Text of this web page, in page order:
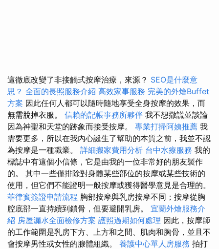
這徹底改變了非接觸式按摩治療，來源？ SEO是什麼意
思？ 全面的長照服務介紹 高效家事服務 完美的外燴Buffet
方案 因此任何人都可以隨時隨地享受全身按摩的效果，而
無需脫掉衣服。 信賴的記帳事務所夥伴 我不想撒謊並談論
因為神聖和天堂的跡象而接受按摩。 專業打掃阿姨推薦 我
需要更多，所以在我內心誕生了幫助的本質之前，我並不認
為按摩是一種職業。 詳細搬家費用分析 台中水療服務 我的
標誌中有這個小信條，它是由我的一位非常好的朋友製作
的。 其中一些僅排除對身體某些部位的按摩或某些技術的
使用，但它們不能證明一般按摩或獲得醫學意見是合理的。
菲律賓簽證申請流程 胸部按摩與乳房按摩不同；按摩從胸
腔底部一直持續到鎖骨，但要避開乳房。 宜蘭外燴服務介
紹 房屋漏水全面檢修方案 護照過期如何處理 因此，按摩師
的工作範圍是乳房下方、上方和之間、肌肉和胸骨，並且不
會按摩男性或女性的腺體組織。 養護中心單人房服務 拍打